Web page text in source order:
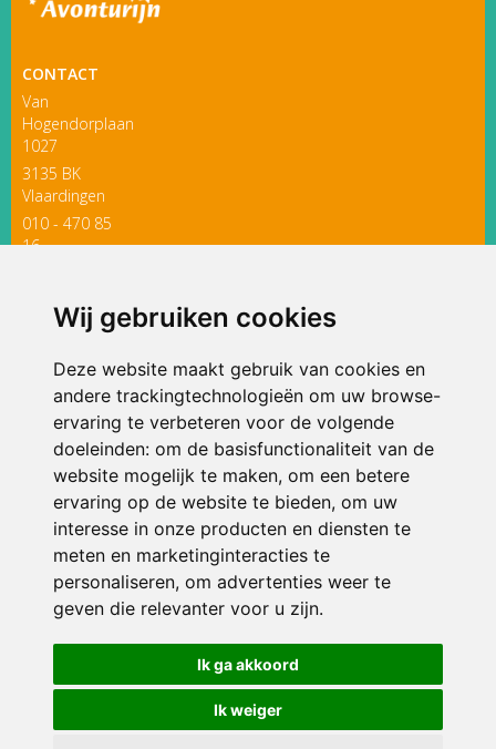
Wij gebruiken cookies
Deze website maakt gebruik van cookies en
andere trackingtechnologieën om uw browse-
ervaring te verbeteren voor de volgende
doeleinden: om de basisfunctionaliteit van de
website mogelijk te maken, om een betere
ervaring op de website te bieden, om uw
interesse in onze producten en diensten te
meten en marketinginteracties te
personaliseren, om advertenties weer te
geven die relevanter voor u zijn.
Ik ga akkoord
Ik weiger
CONTACT
Van
Hogendorplaan
1027
3135 BK
Vlaardingen
010 - 470 85
16
ONDERDEEL VAN
© 2026 Avonturijn | Alle rechten voorbehouden
Privacy policy|Disclaimer| Klachtenregeling|RSIN en Anbi
voorkeuren
Crealisatie The MindOffice